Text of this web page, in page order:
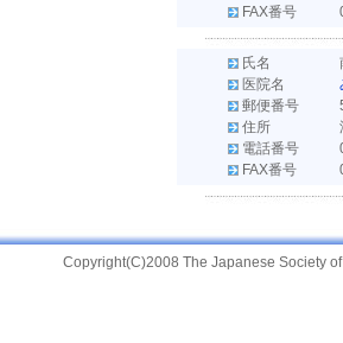
FAX番号
氏名
医院名
郵便番号
住所
電話番号
FAX番号
Copyright(C)2008 The Japanese Society